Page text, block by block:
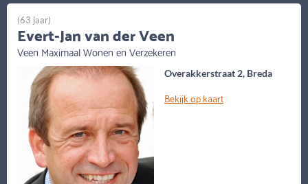
Overakkerstraat 2, Breda
Bekijk op kaart
(63 jaar)
Evert-Jan van der Veen
Veen Maximaal Wonen en Verzekeren